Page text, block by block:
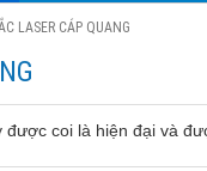
LASER CÁP QUANG
được coi là hiện đại và